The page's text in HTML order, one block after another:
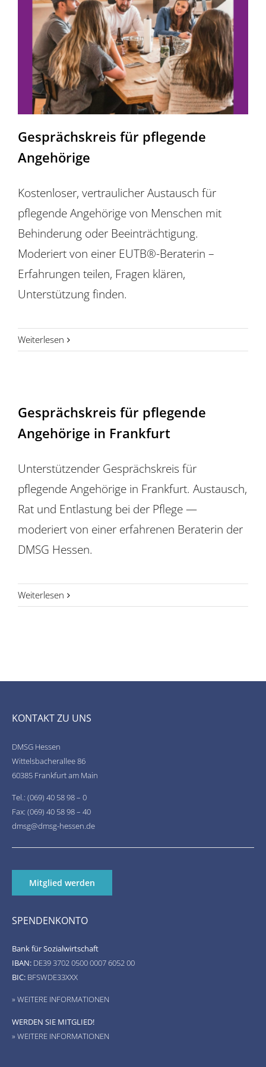
Für Mitglieder
Über uns
EUTB®
Gesprächskreis für pflegende
Angehörige
Kostenloser, vertraulicher Austausch für
pflegende Angehörige von Menschen mit
Behinderung oder Beeinträchtigung.
Moderiert von einer EUTB®-Beraterin –
Erfahrungen teilen, Fragen klären,
Unterstützung finden.
Weiterlesen
Gesprächskreis für pflegende
Angehörige in Frankfurt
Unterstützender Gesprächskreis für
pflegende Angehörige in Frankfurt. Austausch,
Rat und Entlastung bei der Pflege —
moderiert von einer erfahrenen Beraterin der
DMSG Hessen.
Weiterlesen
KONTAKT ZU UNS
DMSG Hessen
Wittelsbacherallee 86
60385 Frankfurt am Main
Tel.: (069) 40 58 98 – 0
Fax: (069) 40 58 98 – 40
dmsg@dmsg-hessen.de
Mitglied werden
SPENDENKONTO
Bank für Sozialwirtschaft
IBAN:DE39 3702 0500 0007 6052 00
BIC: BFSWDE33XXX
» WEITERE INFORMATIONEN
WERDEN SIE MITGLIED!
» WEITERE INFORMATIONEN